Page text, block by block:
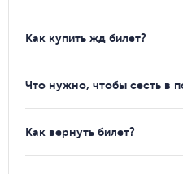
Как купить жд билет?
Что нужно, чтобы сесть в
Как вернуть билет?